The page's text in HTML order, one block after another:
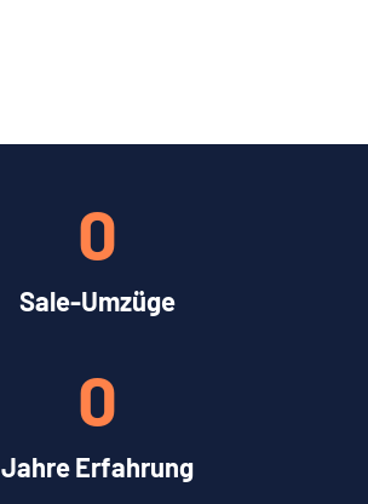
Sale-Umzüge
0
Jahre Erfahrung
0